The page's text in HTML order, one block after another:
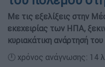
Με τις εξελίξεις στην
εκεχειρίας των ΗΠΑ,
κυριακάτικη ανάρτησή
🕛 χρόνος ανάγνωσης: 14